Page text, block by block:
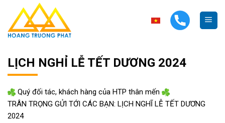
content
LỊCH NGHỈ LỄ TẾT DƯƠNG 2024
Quý đối tác, khách hàng của HTP thân mến
TRÂN TRỌNG GỬI TỚI CÁC BẠN: LỊCH NGHĨ LỄ TẾT DƯƠNG
2024